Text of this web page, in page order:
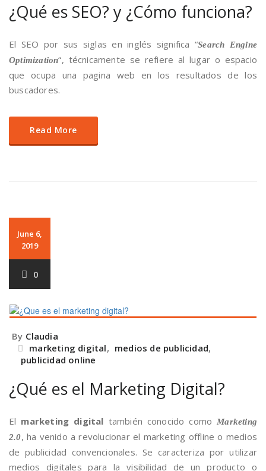
¿Qué es SEO? y ¿Cómo funciona?
El SEO por sus siglas en inglés significa “Search Engine
Optimization“, técnicamente se refiere al lugar o espacio
que ocupa una pagina web en los resultados de los
buscadores.
Read More
June 6,
2019
0
By Claudia
marketing digital, medios de publicidad,
publicidad online
¿Qué es el Marketing Digital?
El marketing digital también conocido comoMarketing
2.0, ha venido a revolucionar el marketing offline o medios
de publicidad convencionales. Se caracteriza por utilizar
medios digitales para la visibilidad de un producto o